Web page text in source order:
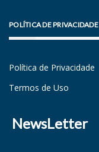
POLÍTICA DE PRIVACIDADE
Política de Privacidade
Termos de Uso
NewsLetter